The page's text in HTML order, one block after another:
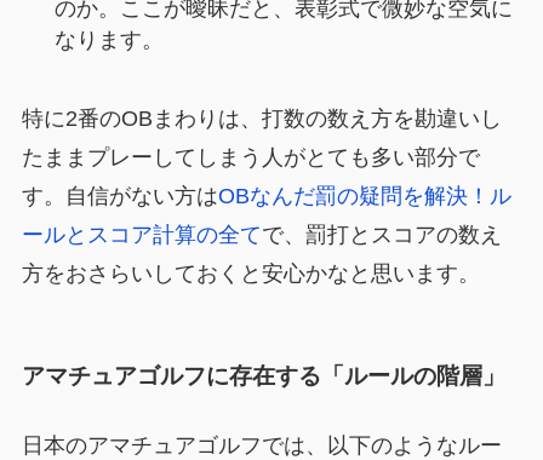
のか。ここが曖昧だと、表彰式で微妙な空気に
なります。
特に2番のOBまわりは、打数の数え方を勘違いし
たままプレーしてしまう人がとても多い部分で
す。自信がない方はOBなんだ罰の疑問を解決！ル
ールとスコア計算の全てで、罰打とスコアの数え
方をおさらいしておくと安心かなと思います。
アマチュアゴルフに存在する「ルールの階層」
日本のアマチュアゴルフでは、以下のようなルー